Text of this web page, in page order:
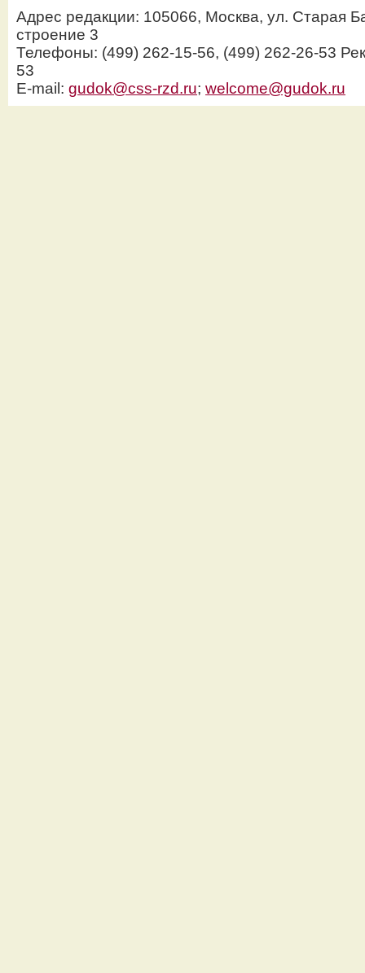
Адрес редакции: 105066, Москва, ул. Старая
строение 3
Телефоны: (499) 262-15-56, (499) 262-26-53
53
E-mail: gudok@css-rzd.ru; welcome@gudok.ru